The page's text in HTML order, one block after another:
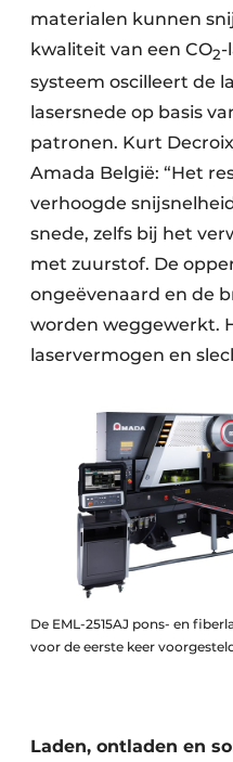
materialen kunnen
kwaliteit van een CO2-
systeem oscilleert de
lasersnede op basis
patronen. Kurt
Amada België: “Het
verhoogde
snede, zelfs bij het
met zuurstof. De
ongeëvenaard en de
worden weggewerkt.
laservermogen en
De EML-2515AJ pons- en
voor de eerste keer
Laden, ontladen en